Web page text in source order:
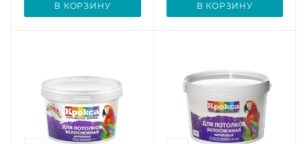
В КОРЗИНУ В КОРЗИНУ